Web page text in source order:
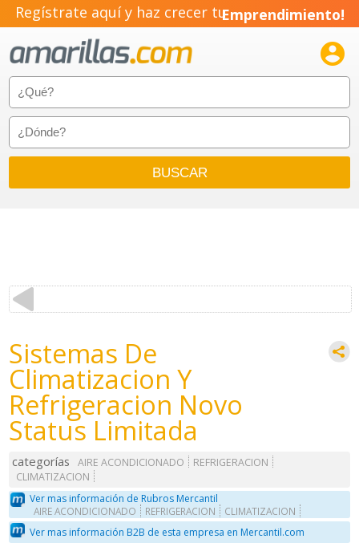
Regístrate aquí y haz crecer tuEmprendimiento!

Sistemas De
Climatizacion Y
Refrigeracion Novo
Status Limitada
categorías AIRE ACONDICIONADO
REFRIGERACION
CLIMATIZACION
Ver mas información de Rubros Mercantil
AIRE ACONDICIONADO REFRIGERACION CLIMATIZACION
Ver mas información B2B de esta empresa en Mercantil.com